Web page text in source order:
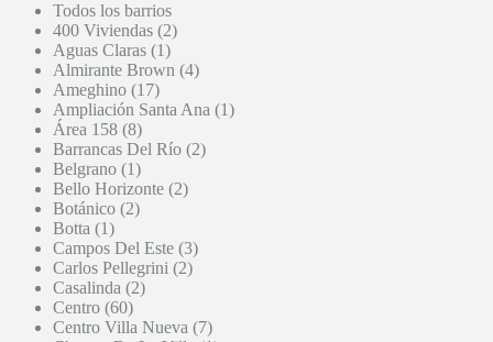
Todos los barrios
400 Viviendas (2)
Aguas Claras (1)
Almirante Brown (4)
Ameghino (17)
Ampliación Santa Ana (1)
Área 158 (8)
Barrancas Del Río (2)
Belgrano (1)
Bello Horizonte (2)
Botánico (2)
Botta (1)
Campos Del Este (3)
Carlos Pellegrini (2)
Casalinda (2)
Centro (60)
Centro Villa Nueva (7)